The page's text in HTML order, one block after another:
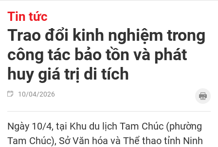
Tin tức
Trao đổi kinh nghiệm trong
công tác bảo tồn và phát
huy giá trị di tích
10/04/2026
Ngày 10/4, tại Khu du lịch Tam Chúc (phường
Tam Chúc), Sở Văn hóa và Thể thao tỉnh Ninh